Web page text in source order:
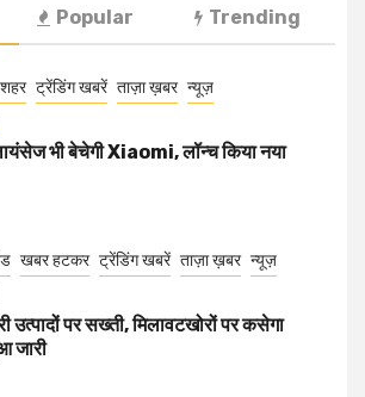
Popular Trending
ट्रेंडिंग खबरें ताज़ा ख़बर न्यूज़
भी बेचेगी Xiaomi, लॉन्च किया नया
खबर हटकर ट्रेंडिंग खबरें ताज़ा ख़बर न्यूज़
पर सख्ती, मिलावटखोरों पर कसेगा
जारी